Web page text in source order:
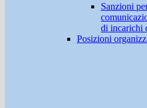
Sanzioni
di incarichi
Posizioni